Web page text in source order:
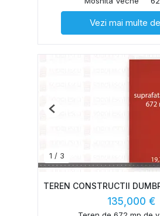
Vezi mai multe
1 / 3
Previous
TEREN CONSTRUCTII
135,000 €